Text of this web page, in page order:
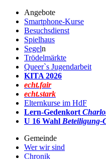
Angebote
Smartphone-Kurse
Besuchsdienst
Spielhaus
Segeln
Trödelmärkte
Queer`s Jugendarbeit
KITA 2026
echt.fair
echt.stark
Elternkurse im HdF
Lern-Gedenkort
U 16 Wahl Beteiligung-
Gemeinde
Wer wir sind
Chronik